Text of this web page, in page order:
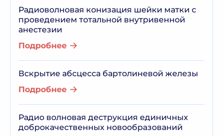
Радиоволновая конизация шейки матки с
проведением тотальной внутривенной
анестезии
Подробнее
Вскрытие абсцесса бартолиневой железы
Подробнее
Радио волновая деструкция единичных
доброкачественных новообразований